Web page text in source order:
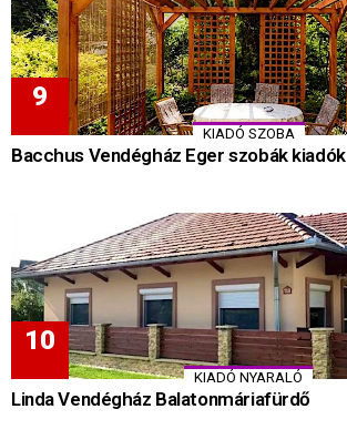
KIADÓ SZOBA
Bacchus Vendégház Eger szobák kiadók
KIADÓ NYARALÓ
Linda Vendégház Balatonmáriafürdő